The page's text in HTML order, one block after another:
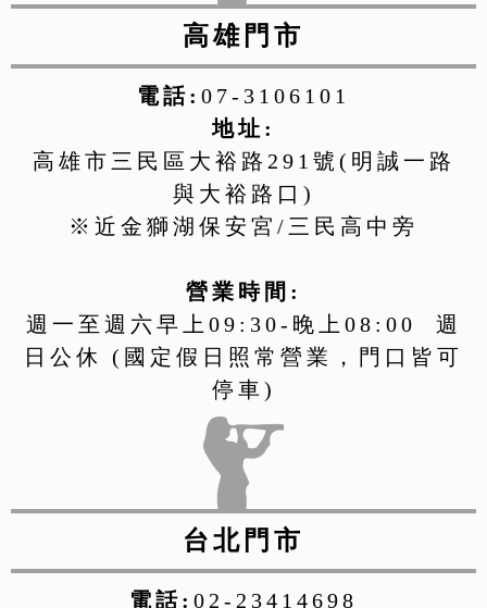
高雄門市
電話: 07-3106101
地址:
高雄市三民區大裕路291號(明誠一路
與大裕路口)
※近金獅湖保安宮/三民高中旁
營業時間:
週一至週六早上09:30-晚上08:00 週
日公休 (國定假日照常營業，門口皆可
停車)
台北門市
電話: 02-23414698